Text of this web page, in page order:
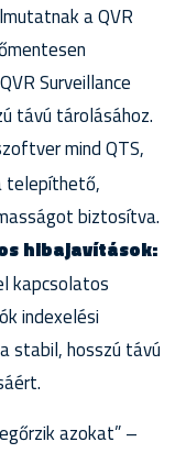
a QVR
Surveillance
távú tárolásához.
mind QTS,
telepíthető,
biztosítva.
hibajavítások:
kapcsolatos
indexelési
stabil, hosszú távú
azokat” –